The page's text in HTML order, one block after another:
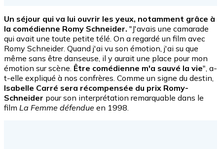
Un séjour qui va lui ouvrir les yeux, notamment grâce à
la comédienne Romy Schneider. "J'avais une camarade
qui avait une toute petite télé. On a regardé un film avec
Romy Schneider. Quand j'ai vu son émotion, j'ai su que
même sans être danseuse, il y aurait une place pour mon
émotion sur scène. Être comédienne m'a sauvé la vie", a-
t-elle expliqué à nos confrères. Comme un signe du destin,
Isabelle Carré sera récompensée du prix Romy-
Schneider pour son interprétation remarquable dans le
film La Femme défendue en 1998.